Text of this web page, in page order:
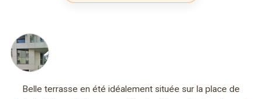
Belle terrasse en été idéalement située sur la place de